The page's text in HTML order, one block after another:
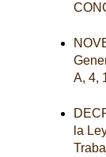
A, 4,
la